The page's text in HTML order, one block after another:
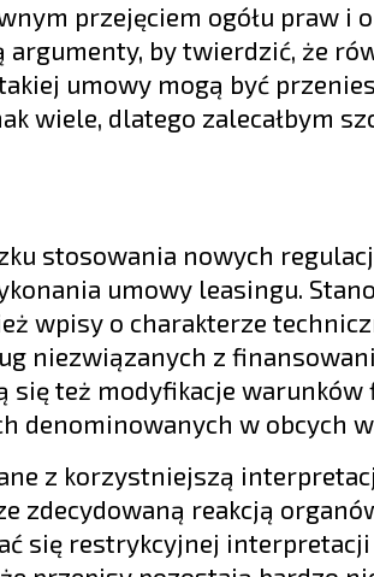
przejęciem ogółu praw i
by twierdzić, że
umowy mogą być
wiele, dlatego zalecałbym
stosowania nowych
umowy leasingu.
wpisy o charakterze
niezwiązanych z
się też modyfikacje warunków
denominowanych w obcych
z korzystniejszą
zdecydowaną reakcją
się restrykcyjnej